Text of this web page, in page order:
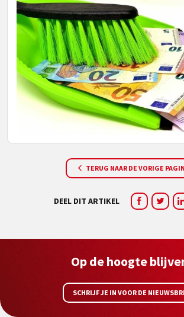
TERUG NAAR DE VORIGE
DEEL DIT ARTIKEL
Op de hoogte
SCHRIJF JE IN VOOR DE